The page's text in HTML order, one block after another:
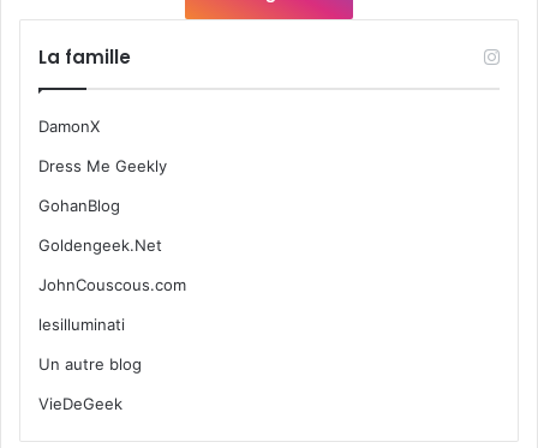
La famille
DamonX
Dress Me Geekly
GohanBlog
Goldengeek.Net
JohnCouscous.com
lesilluminati
Un autre blog
VieDeGeek